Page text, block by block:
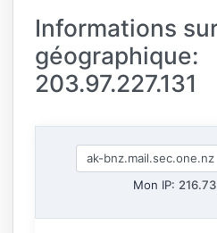
Informations
géographique:
203.97.227.131
Mon IP: